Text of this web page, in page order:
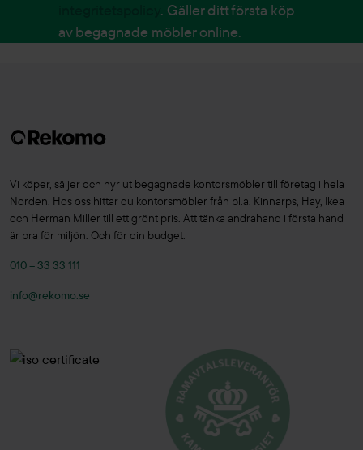
. Gäller ditt första köp
av begagnade möbler online.
Vi köper, säljer och hyr ut begagnade kontorsmöbler till företag i hela
Norden. Hos oss hittar du kontorsmöbler från bl.a. Kinnarps, Hay, Ikea
och Herman Miller till ett grönt pris. Att tänka andrahand i första hand
är bra för miljön. Och för din budget.
010 – 33 33 111
info@rekomo.se